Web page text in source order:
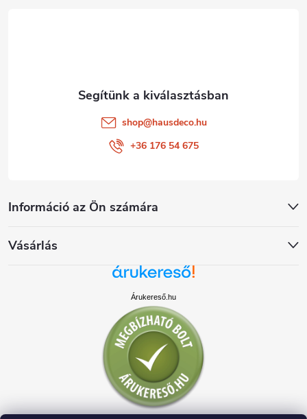
Információ az Ön számára
Vásárlás
shop@hausdeco.hu
+36 176 54 675
Árukereső.hu